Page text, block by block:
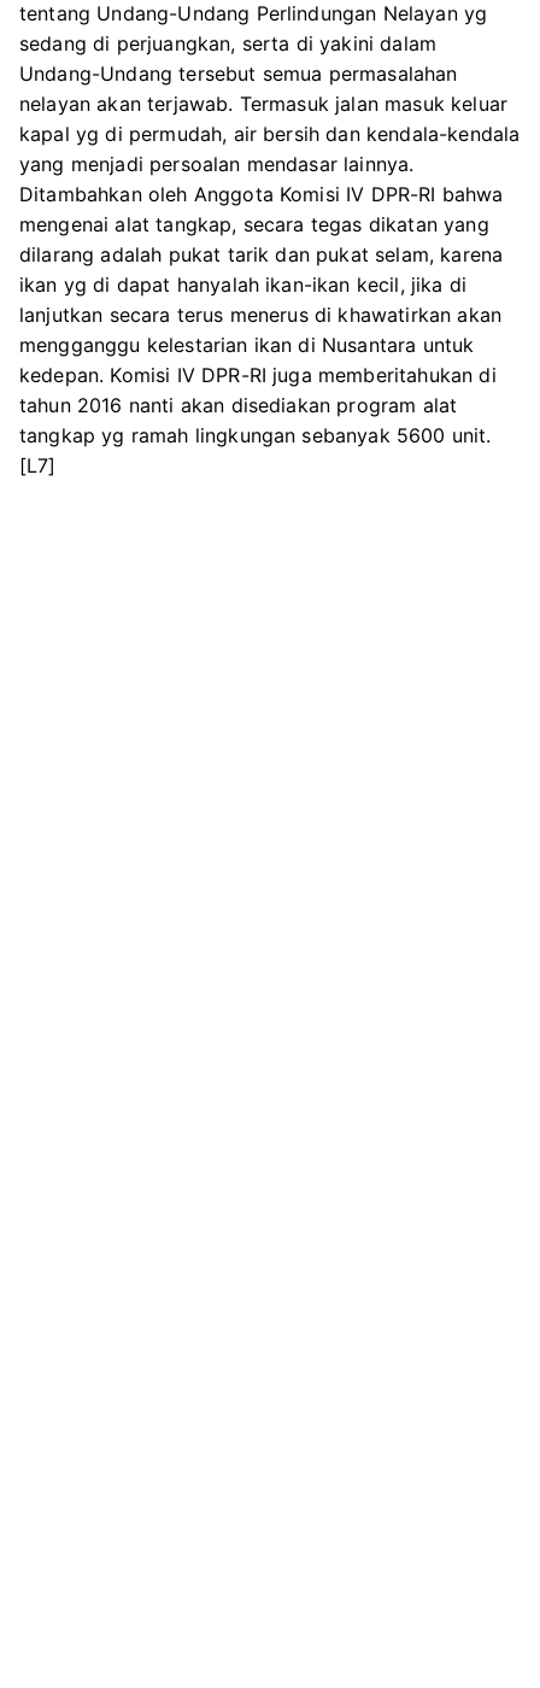
tentang Undang-Undang Perlindungan Nelayan yg
sedang di perjuangkan, serta di yakini dalam
Undang-Undang tersebut semua permasalahan
nelayan akan terjawab. Termasuk jalan masuk keluar
kapal yg di permudah, air bersih dan kendala-kendala
yang menjadi persoalan mendasar lainnya.
Ditambahkan oleh Anggota Komisi IV DPR-RI bahwa
mengenai alat tangkap, secara tegas dikatan yang
dilarang adalah pukat tarik dan pukat selam, karena
ikan yg di dapat hanyalah ikan-ikan kecil, jika di
lanjutkan secara terus menerus di khawatirkan akan
mengganggu kelestarian ikan di Nusantara untuk
kedepan. Komisi IV DPR-RI juga memberitahukan di
tahun 2016 nanti akan disediakan program alat
tangkap yg ramah lingkungan sebanyak 5600 unit.
[L7]